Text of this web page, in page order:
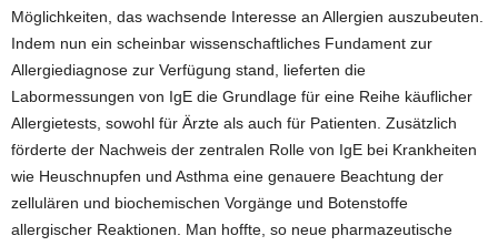
Möglichkeiten, das wachsende Interesse an Allergien auszubeuten.
Indem nun ein scheinbar wissenschaftliches Fundament zur
Allergiediagnose zur Verfügung stand, lieferten die
Labormessungen von IgE die Grundlage für eine Reihe käuflicher
Allergietests, sowohl für Ärzte als auch für Patienten. Zusätzlich
förderte der Nachweis der zentralen Rolle von IgE bei Krankheiten
wie Heuschnupfen und Asthma eine genauere Beachtung der
zellulären und biochemischen Vorgänge und Botenstoffe
allergischer Reaktionen. Man hoffte, so neue pharmazeutische